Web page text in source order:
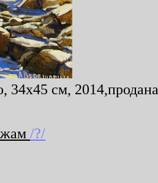
34x45 см, 2014,продана
/?/